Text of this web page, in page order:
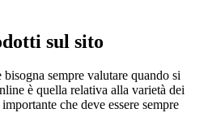
sul sito
sempre valutare quando si
è quella relativa alla varietà dei
che deve essere sempre